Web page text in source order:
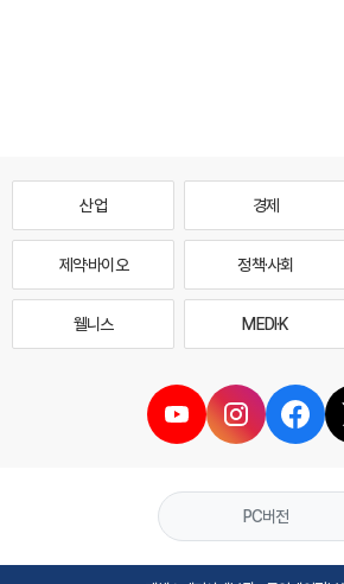
산업 경제
제약·바이오 정책·사회
웰니스 MEDI·K
PC버전